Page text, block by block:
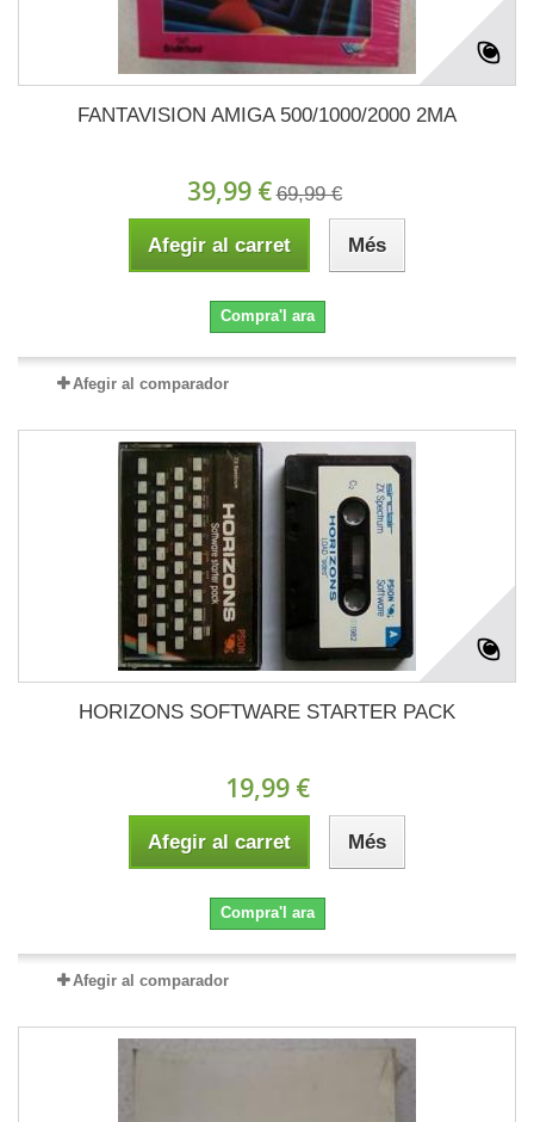
FANTAVISION AMIGA 500/1000/2000 2MA
39,99 € 69,99 €
Afegir al carret Més
Compra'l ara
Afegir al comparador
HORIZONS SOFTWARE STARTER PACK
19,99 €
Afegir al carret Més
Compra'l ara
Afegir al comparador